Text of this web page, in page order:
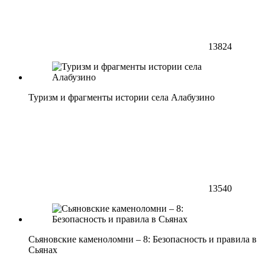
13824
Туризм и фрагменты истории села Алабузино
13540
Сьяновские каменоломни – 8: Безопасность и правила в
Сьянах